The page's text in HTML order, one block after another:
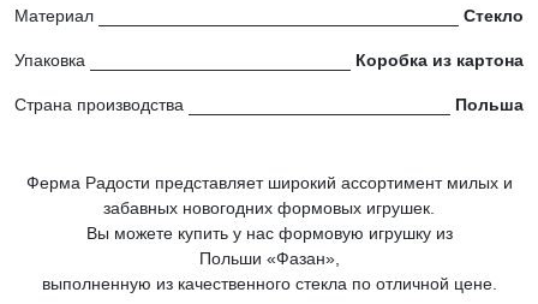
Материал Стекло
Упаковка Коробка из картона
Страна производства Польша
Ферма Радости представляет широкий ассортимент милых и
забавных новогодних формовых игрушек.
Вы можете купить у нас формовую игрушку из
Польши «Фазан»,
выполненную из качественного стекла по отличной цене.